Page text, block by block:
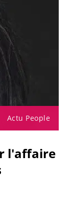
Actu People
l'affaire